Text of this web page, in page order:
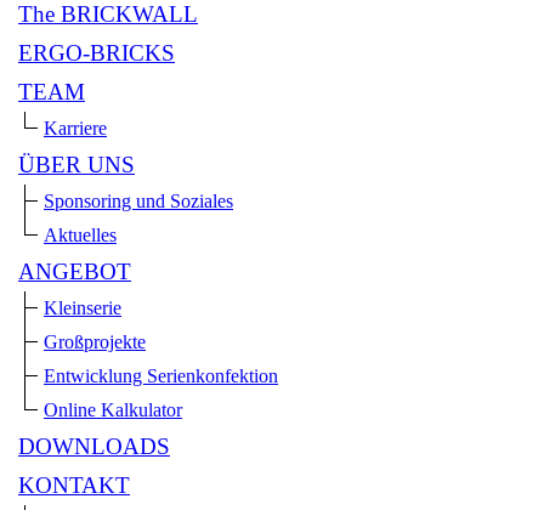
The BRICKWALL
ERGO-BRICKS
TEAM
Karriere
ÜBER UNS
Sponsoring und Soziales
Aktuelles
ANGEBOT
Kleinserie
Großprojekte
Entwicklung Serienkonfektion
Online Kalkulator
DOWNLOADS
KONTAKT